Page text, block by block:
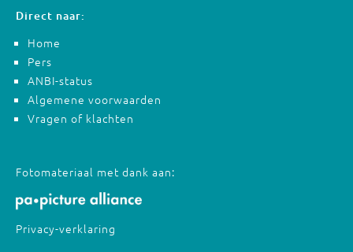
Direct naar:
Home
Pers
ANBI-status
Algemene voorwaarden
Vragen of klachten
Fotomateriaal met dank aan:
Privacy-verklaring